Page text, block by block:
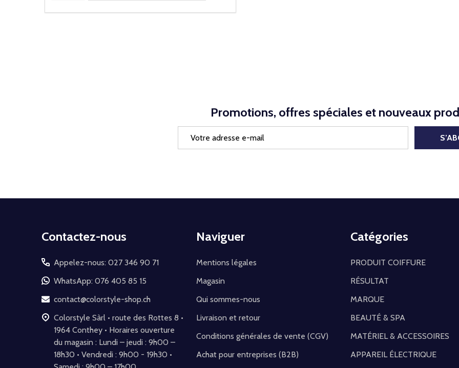
Promotions, offres spéciales et nouveaux
Contactez-nous
Appelez-nous: 027 346 90 71
WhatsApp: 076 405 85 15
contact@colorstyle-shop.ch
Colorstyle Sàrl • route des Rottes 8 •
1964 Conthey • Horaires ouverture
du magasin : Lundi – jeudi : 9h00 –
18h30 • Vendredi : 9h00 - 19h30 •
Naviguer
Mentions légales
Magasin
Qui sommes-nous
Livraison et retour
Conditions générales de vente (CGV)
Achat pour entreprises (B2B)
Catégories
PRODUIT COIFFURE
RÉSULTAT
MARQUE
BEAUTÉ & SPA
MATÉRIEL & ACCESSOIRES
APPAREIL ÉLECTRIQUE